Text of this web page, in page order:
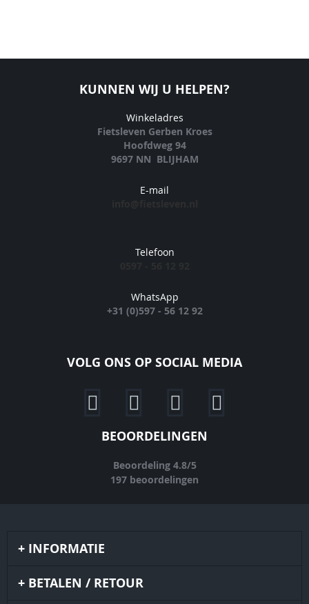
KUNNEN WIJ U HELPEN?
Winkeladres
Fietsleven Gerben Kroes
Hoofdweg 94
9697 NN BLIJHAM
E-mail
Telefoon
WhatsApp
+31 (0)597 - 56 12 92
VOLG ONS OP SOCIAL MEDIA
BEOORDELINGEN
Beoordeling 4.8/5
197 beoordelingen
INFORMATIE
BETALEN / RETOUR